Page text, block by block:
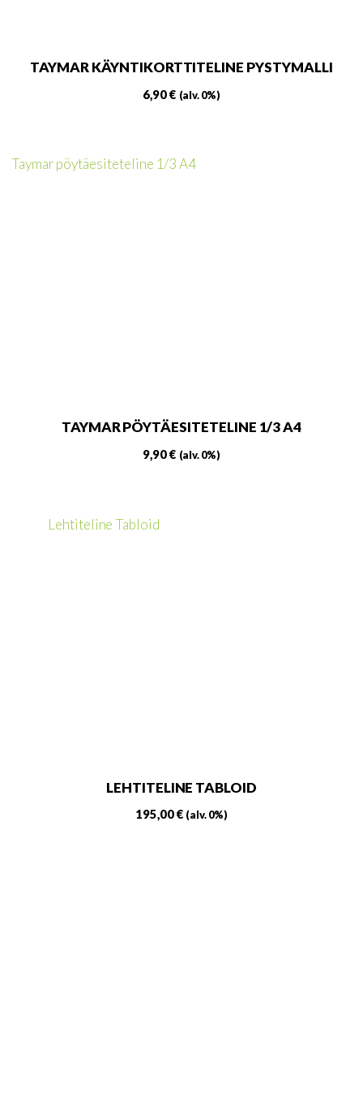
TAYMAR KÄYNTIKORTTITELINE PYSTYMALLI
6,90€ (alv. 0%)
TAYMAR PÖYTÄESITETELINE 1/3 A4
9,90€ (alv. 0%)
LEHTITELINE TABLOID
195,00€ (alv. 0%)